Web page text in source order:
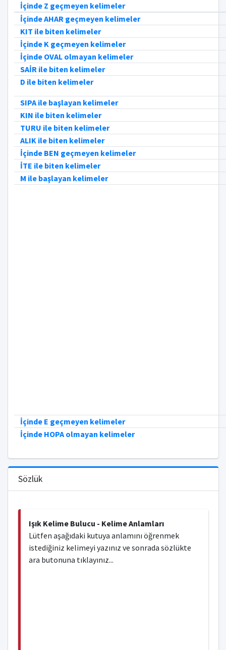
İçinde Z geçmeyen kelimeler
İçinde AHAR geçmeyen kelimeler
KIT ile biten kelimeler
İçinde K geçmeyen kelimeler
İçinde OVAL olmayan kelimeler
SAİR ile biten kelimeler
D ile biten kelimeler
SIPA ile başlayan kelimeler
KIN ile biten kelimeler
TURU ile biten kelimeler
ALIK ile biten kelimeler
İçinde BEN geçmeyen kelimeler
İTE ile biten kelimeler
M ile başlayan kelimeler
İçinde E geçmeyen kelimeler
İçinde HOPA olmayan kelimeler
Sözlük
Işık Kelime Bulucu - Kelime Anlamları
Lütfen aşağıdaki kutuya anlamını öğrenmek
istediğiniz kelimeyi yazınız ve sonrada sözlükte
ara butonuna tıklayınız...